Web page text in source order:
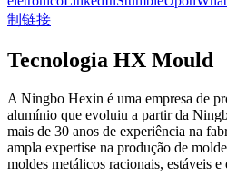
制链接
Tecnologia HX Mould
A Ningbo Hexin é uma empresa de
alumínio que evoluiu a partir da
mais de 30 anos de experiência na
ampla expertise na produção de
moldes metálicos racionais, estáveis e